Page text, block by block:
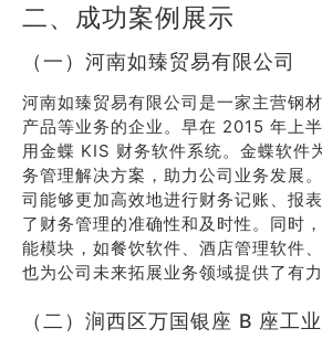
二、成功案例展示
（一）河南如臻贸易有限公司
河南如臻贸易有限公司是一家主营钢
产品等业务的企业。早在 2015 年上
用金蝶 KIS 财务软件系统。金蝶软件
务管理解决方案，助力公司业务发展
司能够更加高效地进行财务记账、报
了财务管理的准确性和及时性。同时
能模块，如餐饮软件、酒店管理软件
也为公司未来拓展业务领域提供了有力
（二）涧西区万国银座 B 座工